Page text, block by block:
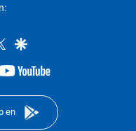
twittergoogle
youtube-
en